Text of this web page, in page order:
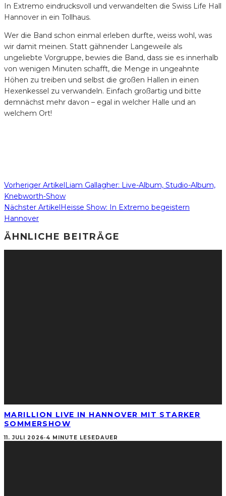
In Extremo eindrucksvoll und verwandelten die Swiss Life Hall
Hannover in ein Tollhaus.
Wer die Band schon einmal erleben durfte, weiss wohl, was
wir damit meinen. Statt gähnender Langeweile als
ungeliebte Vorgruppe, bewies die Band, dass sie es innerhalb
von wenigen Minuten schafft, die Menge in ungeahnte
Höhen zu treiben und selbst die großen Hallen in einen
Hexenkessel zu verwandeln. Einfach großartig und bitte
demnächst mehr davon – egal in welcher Halle und an
welchem Ort!
Vorheriger ArtikelLiam Gallagher: Live-Album, Studio-Album,
Knebworth-Show
Nächster ArtikelHeisse Show: In Extremo begeistern
Hannover
ÄHNLICHE BEITRÄGE
MARILLION LIVE IN HANNOVER MIT STARKER
SOMMERSHOW
11. JULI 2026·4 MINUTE LESEDAUER